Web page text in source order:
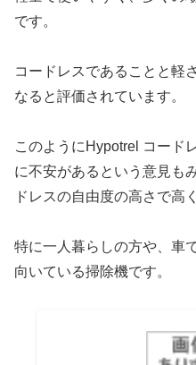
です。
コードレスであることと軽
なると評価されています。
このようにHypotrel コード
に不安があるという意見も
ドレスの自由度の高さで高
特に一人暮らしの方や、車
向いている掃除機です。